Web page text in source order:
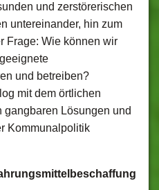
und zerstörerischen
untereinander, hin zum
Frage: Wie können wir
und betreiben?
mit dem örtlichen
Lösungen und
Kommunalpolitik